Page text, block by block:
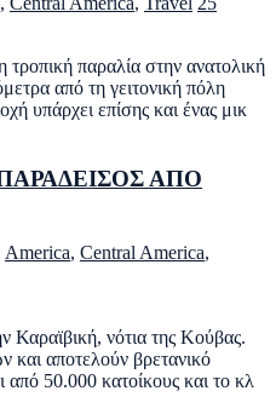
παραλία στην ανατολική
από τη γειτονική πόλη
υπάρχει επίσης και ένας μικ
ΑΠΟ
America, Central America,
Καραϊβική, νότια της Κούβας.
και αποτελούν βρετανικό
από 50.000 κατοίκους και το κλ